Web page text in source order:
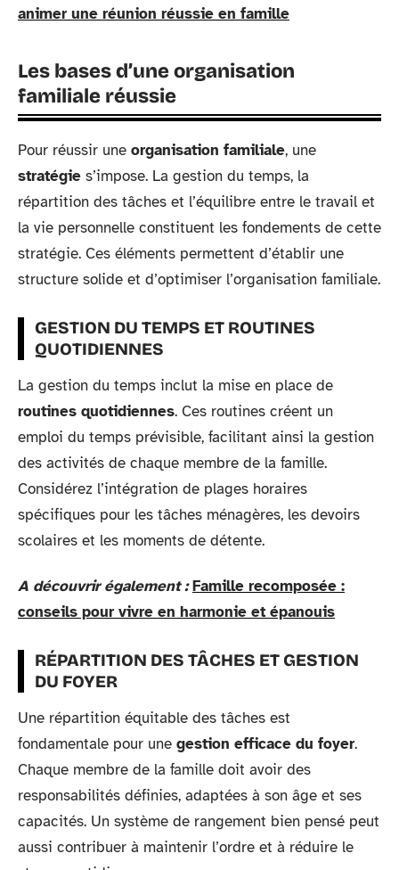
animer une réunion réussie en famille
Les bases d’une organisation
familiale réussie
Pour réussir une organisation familiale, une
stratégie s’impose. La gestion du temps, la
répartition des tâches et l’équilibre entre le travail et
la vie personnelle constituent les fondements de cette
stratégie. Ces éléments permettent d’établir une
structure solide et d’optimiser l’organisation familiale.
GESTION DU TEMPS ET ROUTINES
QUOTIDIENNES
La gestion du temps inclut la mise en place de
routines quotidiennes. Ces routines créent un
emploi du temps prévisible, facilitant ainsi la gestion
des activités de chaque membre de la famille.
Considérez l’intégration de plages horaires
spécifiques pour les tâches ménagères, les devoirs
scolaires et les moments de détente.
A découvrir également : Famille recomposée :
conseils pour vivre en harmonie et épanouis
RÉPARTITION DES TÂCHES ET GESTION
DU FOYER
Une répartition équitable des tâches est
fondamentale pour une gestion efficace du foyer.
Chaque membre de la famille doit avoir des
responsabilités définies, adaptées à son âge et ses
capacités. Un système de rangement bien pensé peut
aussi contribuer à maintenir l’ordre et à réduire le